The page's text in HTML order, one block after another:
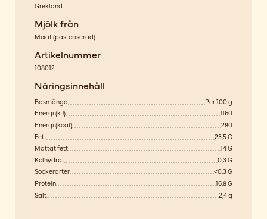
Grekland
Mjölk från
Mixat(pastöriserad)
Artikelnummer
108012
Näringsinnehåll
Basmängd
Per 100 g
Energi (kJ)
1160
Energi (kcal)
280
Fett
23,5 G
Mättat fett
14 G
Kolhydrat
0,3 G
Sockerarter
<0,3 G
Protein
16,8 G
Salt
2,4 g